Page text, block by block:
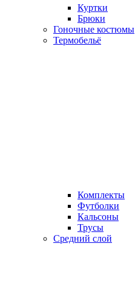
Куртки
Брюки
Гоночные костюмы
Термобельё
Комплекты
Футболки
Кальсоны
Трусы
Средний слой